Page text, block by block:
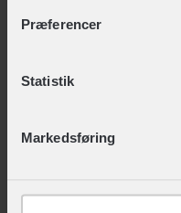
formål. Vælg formål og
Du kan til enhver tid
ændre det ved at klikke
Præferencer
Statistik
Markedsføring
+ 149,-